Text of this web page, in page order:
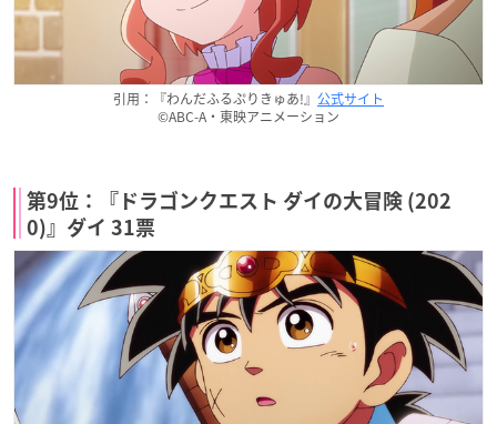
引用：『わんだふるぷりきゅあ!』 公式サイト
©ABC-A・東映アニメーション
第9位：『ドラゴンクエスト ダイの大冒険 (202
0)』ダイ 31票